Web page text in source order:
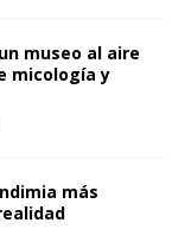
museo al aire
micología y
más